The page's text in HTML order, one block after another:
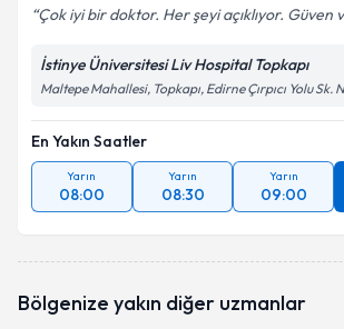
Çok iyi bir doktor. Her şeyi açıklıyor. Güven
İstinye Üniversitesi Liv Hospital Topkapı
Maltepe Mahallesi, Topkapı, Edirne Çırpıcı Yolu Sk.
En Yakın Saatler
Yarın
08:00
Yarın
08:30
Yarın
09:00
Bölgenize yakın diğer uzmanlar